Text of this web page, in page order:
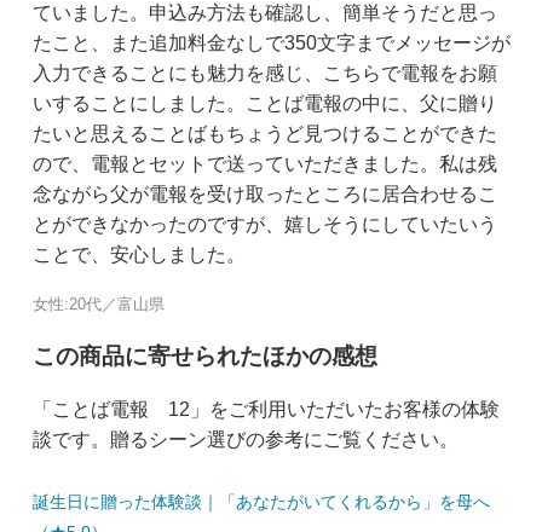
ていました。申込み方法も確認し、簡単そうだと思っ
たこと、また追加料金なしで350文字までメッセージが
入力できることにも魅力を感じ、こちらで電報をお願
いすることにしました。ことば電報の中に、父に贈り
たいと思えることばもちょうど見つけることができた
ので、電報とセットで送っていただきました。私は残
念ながら父が電報を受け取ったところに居合わせるこ
とができなかったのですが、嬉しそうにしていたいう
ことで、安心しました。
女性:20代／富山県
この商品に寄せられたほかの感想
「ことば電報 12」をご利用いただいたお客様の体験
談です。贈るシーン選びの参考にご覧ください。
誕生日に贈った体験談｜「あなたがいてくれるから」を母へ